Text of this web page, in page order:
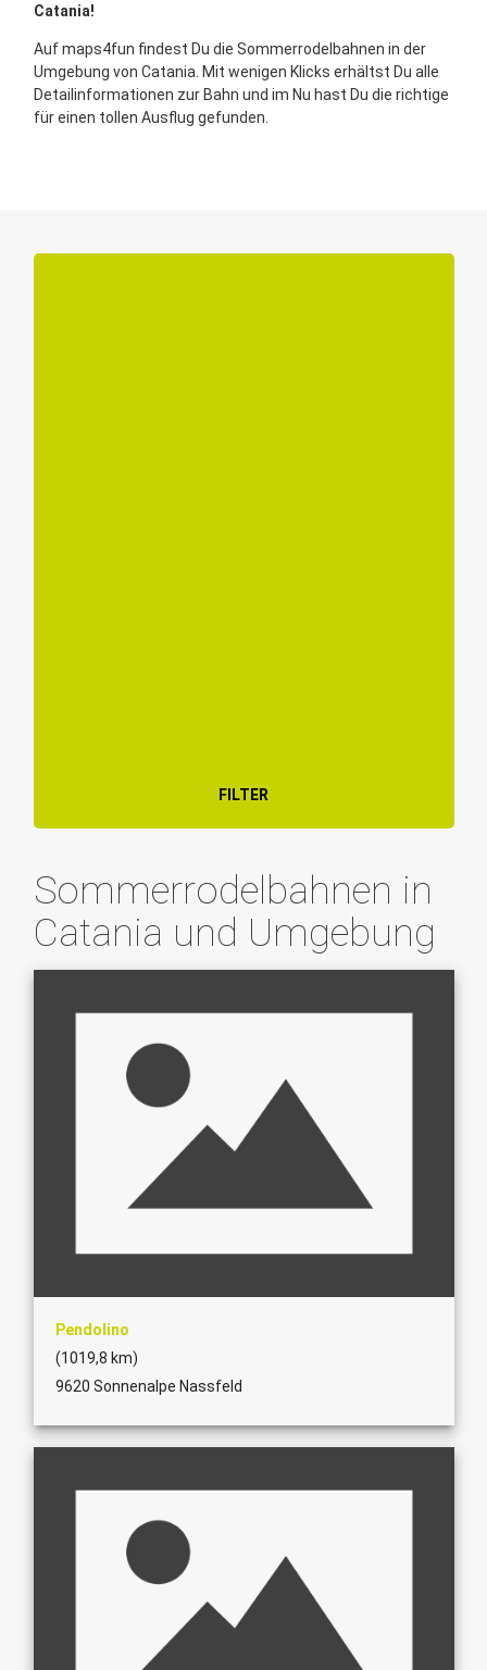
Catania!
Auf maps4fun findest Du die Sommerrodelbahnen in der
Umgebung von Catania. Mit wenigen Klicks erhältst Du alle
Detailinformationen zur Bahn und im Nu hast Du die richtige
für einen tollen Ausflug gefunden.
FILTER
Sommerrodelbahnen in
Catania und Umgebung
Pendolino
(1019,8 km)
9620 Sonnenalpe Nassfeld